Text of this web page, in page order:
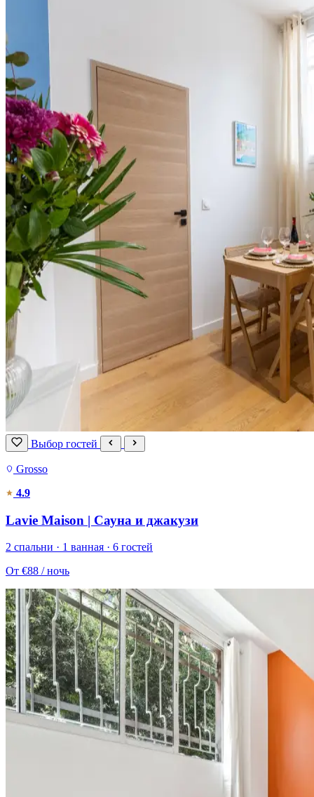
Выбор гостей
Grosso
4.9
Lavie Maison | Сауна и джакузи
2 спальни · 1 ванная · 6 гостей
От €88 / ночь